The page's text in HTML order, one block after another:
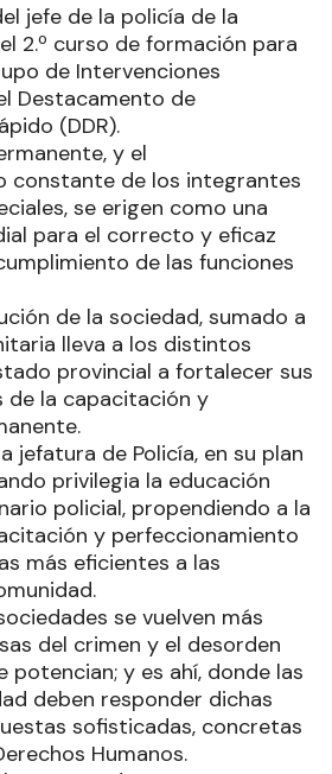
jefe de la policía de la
2.º curso de formación para
de Intervenciones
Destacamento de
(DDR).
y el
constante de los integrantes
se erigen como una
para el correcto y eficaz
de las funciones
de la sociedad, sumado a
lleva a los distintos
provincial a fortalecer sus
de la capacitación y
jefatura de Policía, en su plan
privilegia la educación
policial, propendiendo a la
y perfeccionamiento
más eficientes a las
se vuelven más
del crimen y el desorden
potencian; y es ahí, donde las
deben responder dichas
sofisticadas, concretas
Humanos.